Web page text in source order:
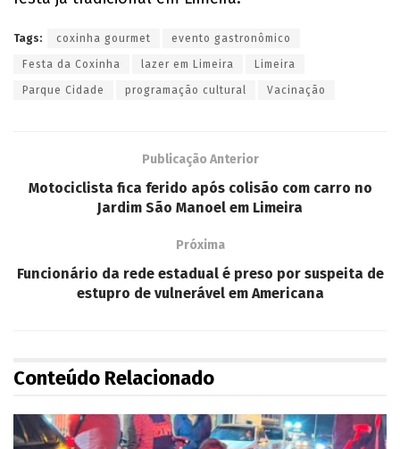
Tags: coxinha gourmet evento gastronômico
Festa da Coxinha lazer em Limeira Limeira
Parque Cidade programação cultural Vacinação
Publicação Anterior
Motociclista fica ferido após colisão com carro no
Jardim São Manoel em Limeira
Próxima
Funcionário da rede estadual é preso por suspeita de
estupro de vulnerável em Americana
Conteúdo Relacionado